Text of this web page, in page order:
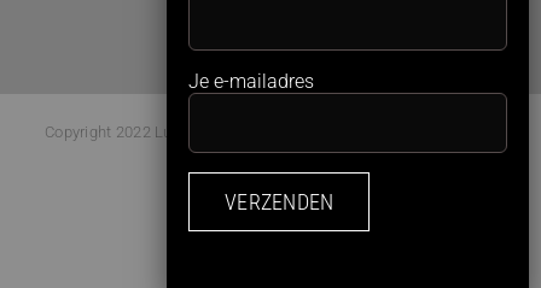
Copyright 2022 Luxury Gardens Magazine | All Rights Reserved |
Webdesign:Studio Kaboem!
Facebook
Instagram
Je e-mailadres